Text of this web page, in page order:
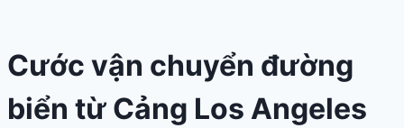
Cước vận chuyển đường
biển từ Cảng Los Angeles